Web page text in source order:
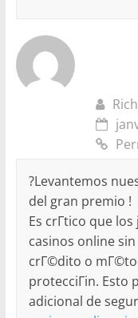
?Levantemos
del gran premio !
Es crГ­tico que
casinos online
crГ©dito o
protecciГіn.
adicional de